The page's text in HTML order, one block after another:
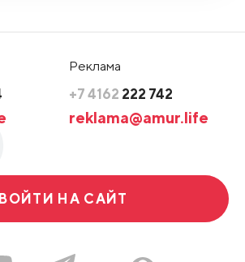
Реклама
+7 4162 222 742
reklama@amur.life
ВОЙТИ НА САЙТ